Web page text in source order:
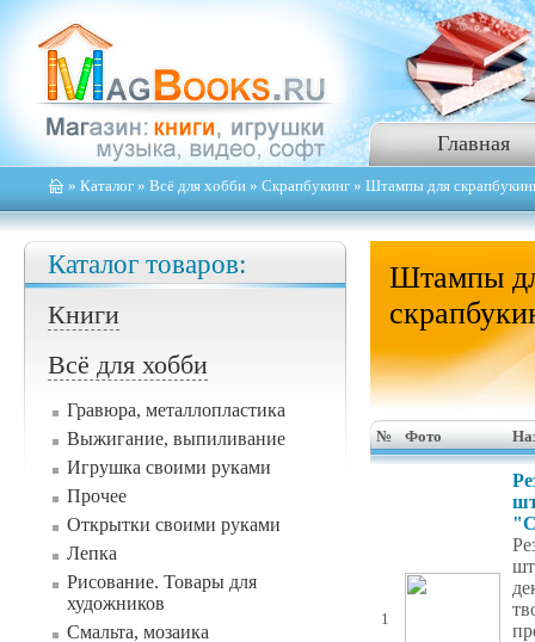
Главная
» Каталог » Всё для хобби » Скрапбукинг » Штампы для
Каталог товаров:
Книги
Всё для хобби
Гравюра, металлопластика
Выжигание, выпиливание
Игрушка своими руками
Прочее
Открытки своими руками
Лепка
Рисование. Товары для
художников
Смальта, мозаика
Штампы
№ Фото
1